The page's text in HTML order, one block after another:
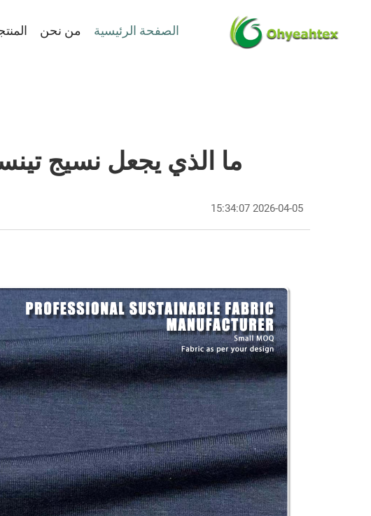
الصفحة الرئيسية من نحن
ما الذي يجعل نسيج
2026-04-05 15:34:07